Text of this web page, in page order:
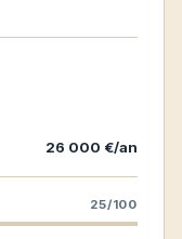
26 000 €/an
25/100